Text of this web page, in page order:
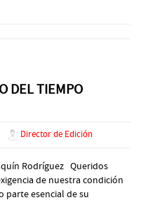
DEL TIEMPO
Director de Edición
Rodríguez Queridos
de nuestra condición
parte esencial de su